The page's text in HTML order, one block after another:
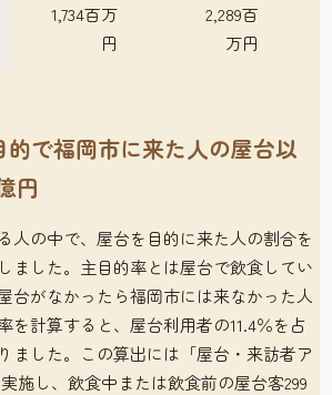
1,734百万
円
2,289百
万円
で福岡市に来た人の屋台以
円
人の中で、屋台を目的に来た人の割合を
ました。主目的率とは屋台で飲食してい
台がなかったら福岡市には来なかった人
を計算すると、屋台利用者の11.4％を占
ました。この算出には「屋台・来訪者ア
施し、飲食中または飲食前の屋台客299